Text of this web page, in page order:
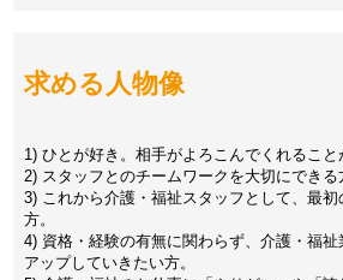
求める人物像
1) ひとが好き。相手がよろこんでくれること
2) スタッフとのチームワークを大切にできる
3) これから介護・福祉スタッフとして、最
方。
4) 資格・経験の有無に関わらず、介護・福
アップしていきたい方。